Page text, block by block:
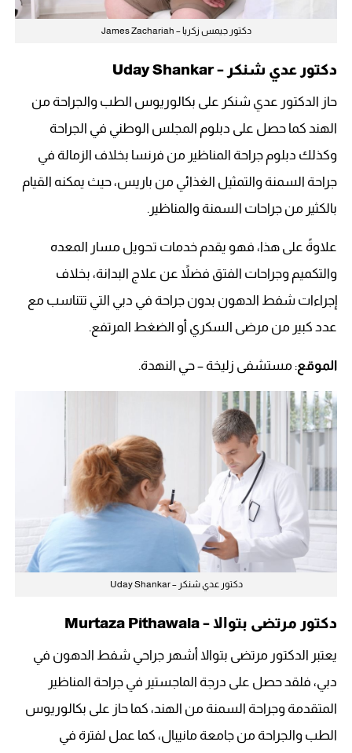
دكتور جيمس زكريا – James Zachariah
دكتور عدي شنكر – Uday Shankar
حاز الدكتور عدي شنكر على بكالوريوس الطب والجراحة من
الهند كما حصل على دبلوم المجلس الوطني في الجراحة
وكذلك دبلوم جراحة المناظير من فرنسا بخلاف الزمالة في
جراحة السمنة والتمثيل الغذائي من باريس، حيث يمكنه القيام
بالكثير من جراحات السمنة والمناظير.
علاوةً على هذا، فهو يقدم خدمات تحويل مسار المعده
والتكميم وجراحات الفتق فضلاً عن علاج البدانة، بخلاف
إجراءات شفط الدهون بدون جراحة في دبي التي تتناسب مع
عدد كبير من مرضى السكري أو الضغط المرتفع.
الموقع: مستشفى زليخة – حي النهدة.
دكتور عدي شنكر – Uday Shankar
دكتور مرتضى بتوالا – Murtaza Pithawala
يعتبر الدكتور مرتضى بتوالا أشهر جراحي شفط الدهون في
دبي، فلقد حصل على درجة الماجستير في جراحة المناظير
المتقدمة وجراحة السمنة من الهند، كما حاز على بكالوريوس
الطب والجراحة من جامعة مانيبال، كما عمل لفترة في